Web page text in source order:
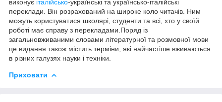
виконує італійсько-українські та українсько-італійські
переклади. Він розрахований на широке коло читачів. Ним
можуть користуватися школярі, студенти та всі, хто у своїй
роботі має справу з перекладами.Поряд із
загальновживаними словами літературної та розмовної мови
це видання також містить терміни, які найчастіше вживаються
в різних галузях науки і техніки.
Приховати